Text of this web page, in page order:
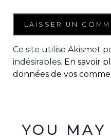
Ce site utilise Akismet
indésirables. En savoir
données de vos
YOU